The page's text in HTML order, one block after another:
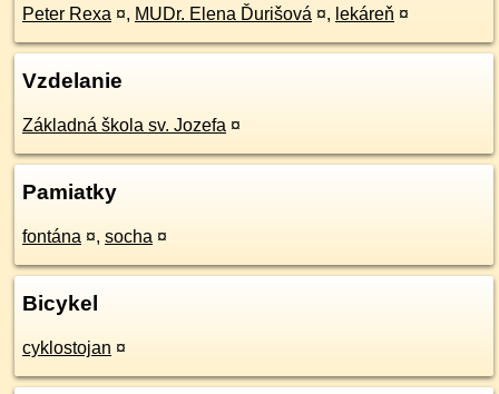
Peter Rexa ¤, MUDr. Elena Ďurišová ¤, lekáreň ¤
Vzdelanie
Základná škola sv. Jozefa ¤
Pamiatky
fontána ¤, socha ¤
Bicykel
cyklostojan ¤